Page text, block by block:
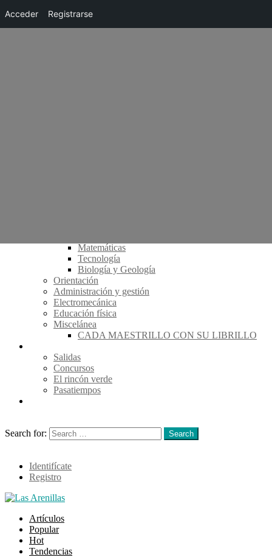
Matemáticas
Tecnología
Biología y Geología
Orientación
Administración y gestión
Electromecánica
Educación física
Miscelánea
CADA MAESTRILLO CON SU LIBRILLO
Salidas
Concursos
El rincón verde
Pasatiempos
Search for:
Search
Identifícate
Registro
Artículos
Popular
Hot
Tendencias
Acceder Registrarse